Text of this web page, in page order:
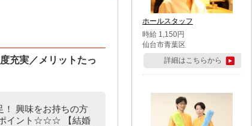
充実／メリットたっ
興味をお持ちの方
イント☆☆☆ 【結婚
ホールスタッフ
時給 1,150円
仙台市青葉区
詳細はこちらから